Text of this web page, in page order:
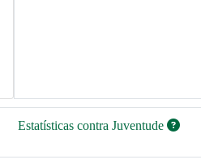
Estatísticas contra Juventude